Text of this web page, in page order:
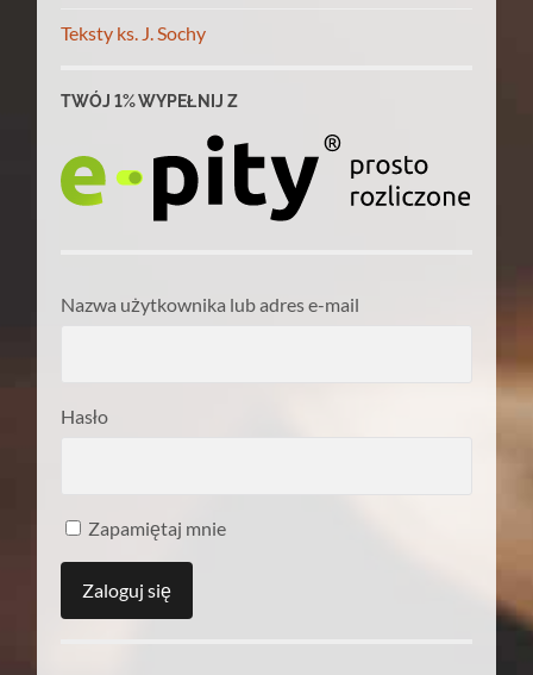
Teksty ks. J. Sochy
TWÓJ 1% WYPEŁNIJ Z
Nazwa użytkownika lub adres e-mail
Hasło
Zapamiętaj mnie